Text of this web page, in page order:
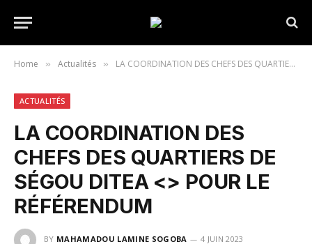
Home » Actualités » LA COORDINATION DES CHEFS DES QUARTIERS DE SÉGOU DITEA POUR LE RÉFÉRENDUM
ACTUALITÉS
LA COORDINATION DES
CHEFS DES QUARTIERS DE
SÉGOU DITEA <> POUR LE
RÉFÉRENDUM
BY MAHAMADOU LAMINE SOGOBA
4 JUIN 2023